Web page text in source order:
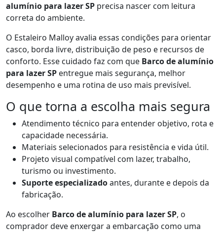
alumínio para lazer SP precisa nascer com leitura
correta do ambiente.
O Estaleiro Malloy avalia essas condições para orientar
casco, borda livre, distribuição de peso e recursos de
conforto. Esse cuidado faz com que Barco de alumínio
para lazer SP entregue mais segurança, melhor
desempenho e uma rotina de uso mais previsível.
O que torna a escolha mais segura
Atendimento técnico para entender objetivo, rota e
capacidade necessária.
Materiais selecionados para resistência e vida útil.
Projeto visual compatível com lazer, trabalho,
turismo ou investimento.
Suporte especializadoantes, durante e depois da
fabricação.
Ao escolher Barco de alumínio para lazer SP, o
comprador deve enxergar a embarcação como uma